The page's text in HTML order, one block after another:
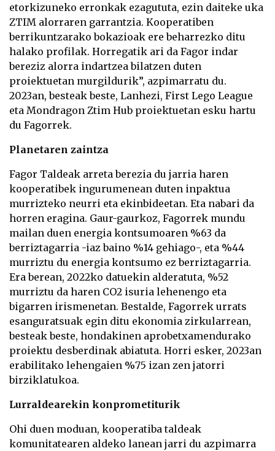
etorkizuneko erronkak ezagututa, ezin daiteke uka
ZTIM alorraren garrantzia. Kooperatiben
berrikuntzarako bokazioak ere beharrezko ditu
halako profilak. Horregatik ari da Fagor indar
bereziz alorra indartzea bilatzen duten
proiektuetan murgildurik”, azpimarratu du.
2023an, besteak beste, Lanhezi, First Lego League
eta Mondragon Ztim Hub proiektuetan esku hartu
du Fagorrek.
Planetaren zaintza
Fagor Taldeak arreta berezia du jarria haren
kooperatibek ingurumenean duten inpaktua
murrizteko neurri eta ekinbideetan. Eta nabari da
horren eragina. Gaur-gaurkoz, Fagorrek mundu
mailan duen energia kontsumoaren %63 da
berriztagarria -iaz baino %14 gehiago-, eta %44
murriztu du energia kontsumo ez berriztagarria.
Era berean, 2022ko datuekin alderatuta, %52
murriztu da haren CO2 isuria lehenengo eta
bigarren irismenetan. Bestalde, Fagorrek urrats
esanguratsuak egin ditu ekonomia zirkularrean,
besteak beste, hondakinen aprobetxamendurako
proiektu desberdinak abiatuta. Horri esker, 2023an
erabilitako lehengaien %75 izan zen jatorri
birziklatukoa.
Lurraldearekin konprometiturik
Ohi duen moduan, kooperatiba taldeak
komunitatearen aldeko lanean jarri du azpimarra